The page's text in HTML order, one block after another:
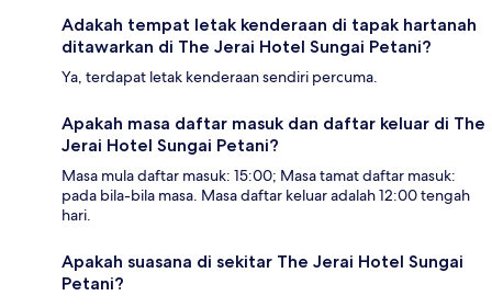
Adakah tempat letak kenderaan di tapak hartanah
ditawarkan di The Jerai Hotel Sungai Petani?
Ya, terdapat letak kenderaan sendiri percuma.
Apakah masa daftar masuk dan daftar keluar di The
Jerai Hotel Sungai Petani?
Masa mula daftar masuk: 15:00; Masa tamat daftar masuk:
pada bila-bila masa. Masa daftar keluar adalah 12:00 tengah
hari.
Apakah suasana di sekitar The Jerai Hotel Sungai
Petani?